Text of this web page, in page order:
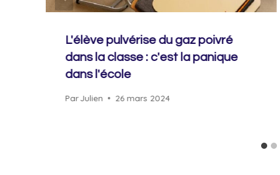
L'élève pulvérise du gaz poivré
dans la classe : c'est la panique
dans l'école
ParJulien 26 mars 2024